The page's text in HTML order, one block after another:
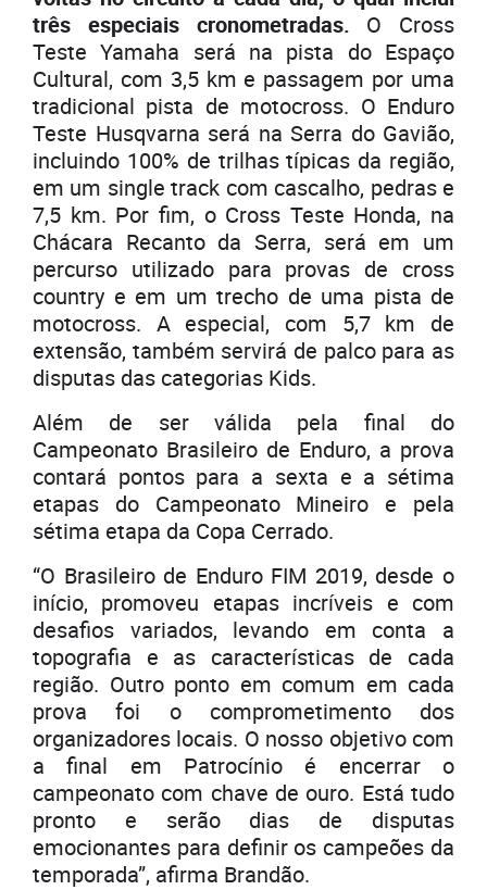
três especiais cronometradas. O Cross
Teste Yamaha será na pista do Espaço
Cultural, com 3,5 km e passagem por uma
tradicional pista de motocross. O Enduro
Teste Husqvarna será na Serra do Gavião,
incluindo 100% de trilhas típicas da região,
em um single track com cascalho, pedras e
7,5 km. Por fim, o Cross Teste Honda, na
Chácara Recanto da Serra, será em um
percurso utilizado para provas de cross
country e em um trecho de uma pista de
motocross. A especial, com 5,7 km de
extensão, também servirá de palco para as
disputas das categorias Kids.
Além de ser válida pela final do
Campeonato Brasileiro de Enduro, a prova
contará pontos para a sexta e a sétima
etapas do Campeonato Mineiro e pela
sétima etapa da Copa Cerrado.
“O Brasileiro de Enduro FIM 2019, desde o
início, promoveu etapas incríveis e com
desafios variados, levando em conta a
topografia e as características de cada
região. Outro ponto em comum em cada
prova foi o comprometimento dos
organizadores locais. O nosso objetivo com
a final em Patrocínio é encerrar o
campeonato com chave de ouro. Está tudo
pronto e serão dias de disputas
emocionantes para definir os campeões da
temporada”, afirma Brandão.